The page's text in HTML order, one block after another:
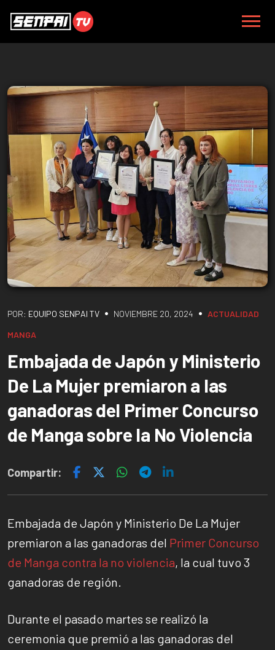
POR: EQUIPO SENPAI TV • NOVIEMBRE 20, 2024 • ACTUALIDAD
MANGA
Embajada de Japón y Ministerio
De La Mujer premiaron a las
ganadoras del Primer Concurso
de Manga sobre la No Violencia
Compartir:
Embajada de Japón y Ministerio De La Mujer
premiaron a las ganadoras del Primer Concurso
de Manga contra la no violencia, la cual tuvo 3
ganadoras de región.
Durante el pasado martes se realizó la
ceremonia que premió a las ganadoras del